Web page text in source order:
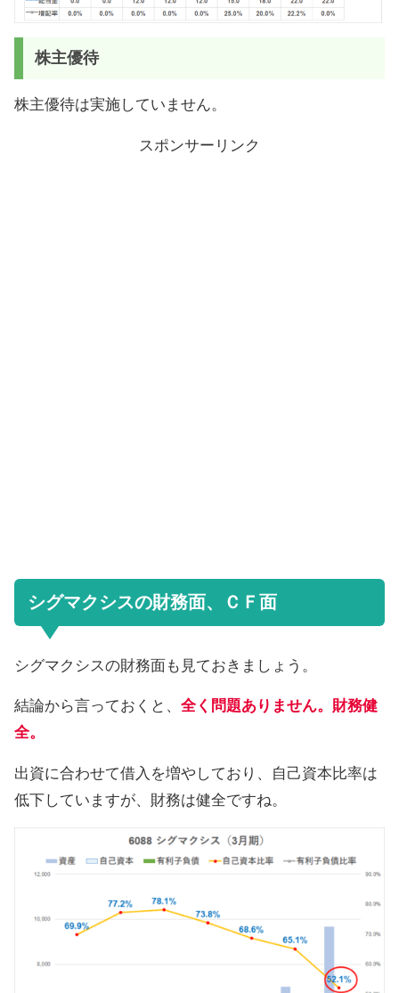
株主優待
株主優待は実施していません。
スポンサーリンク
シグマクシスの財務面、ＣＦ面
シグマクシスの財務面も見ておきましょう。
結論から言っておくと、 全く問題ありません。財務健
全。
出資に合わせて借入を増やしており、自己資本比率は
低下していますが、財務は健全ですね。